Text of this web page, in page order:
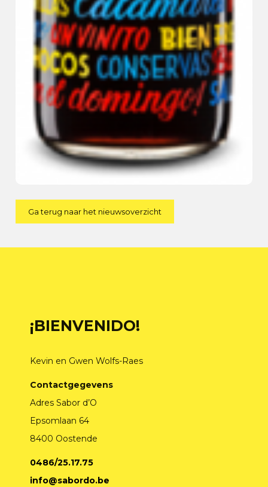
Ga terug naar het nieuwsoverzicht
¡BIENVENIDO!
Kevin en Gwen Wolfs-Raes
Contactgegevens
Adres Sabor d’O
Epsomlaan 64
8400 Oostende
0486/25.17.75
info@sabordo.be